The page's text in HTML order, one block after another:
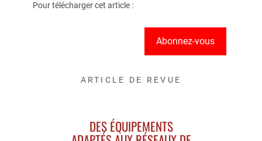
Pour télécharger cet article :
Abonnez-vous
ARTICLE DE REVUE
DES ÉQUIPEMENTS